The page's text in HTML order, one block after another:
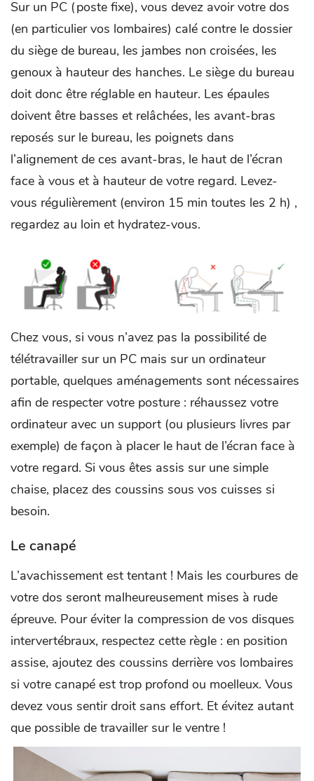
Sur un PC (poste fixe), vous devez avoir votre dos
(en particulier vos lombaires) calé contre le dossier
du siège de bureau, les jambes non croisées, les
genoux à hauteur des hanches. Le siège du bureau
doit donc être réglable en hauteur. Les épaules
doivent être basses et relâchées, les avant-bras
reposés sur le bureau, les poignets dans
l’alignement de ces avant-bras, le haut de l’écran
face à vous et à hauteur de votre regard. Levez-
vous régulièrement (environ 15 min toutes les 2 h) ,
regardez au loin et hydratez-vous.
Chez vous, si vous n’avez pas la possibilité de
télétravailler sur un PC mais sur un ordinateur
portable, quelques aménagements sont nécessaires
afin de respecter votre posture : réhaussez votre
ordinateur avec un support (ou plusieurs livres par
exemple) de façon à placer le haut de l’écran face à
votre regard. Si vous êtes assis sur une simple
chaise, placez des coussins sous vos cuisses si
besoin.
Le canapé
L’avachissement est tentant ! Mais les courbures de
votre dos seront malheureusement mises à rude
épreuve. Pour éviter la compression de vos disques
intervertébraux, respectez cette règle : en position
assise, ajoutez des coussins derrière vos lombaires
si votre canapé est trop profond ou moelleux. Vous
devez vous sentir droit sans effort. Et évitez autant
que possible de travailler sur le ventre !